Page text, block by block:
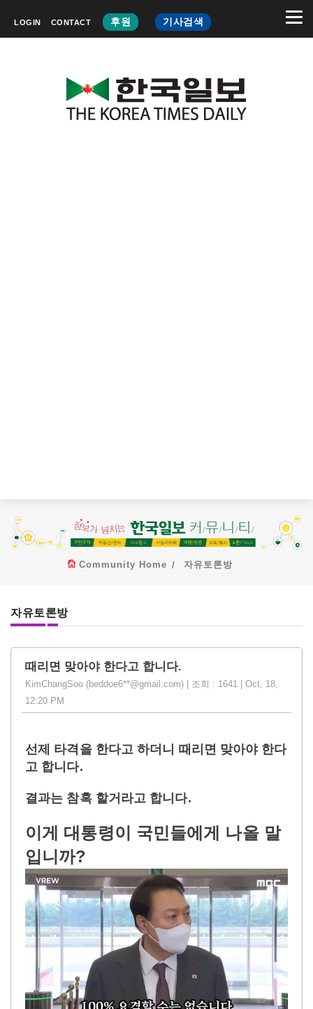
LOGIN CONTACT 후원 기사검색
Community Home 자유토론방
자유토론방
때리면 맞아야 한다고 합니다.
KimChangSoo (beddoe6**@gmail.com) | 조회 : 1641 | Oct, 18,
12:20 PM
선제 타격을 한다고 하더니 때리면 맞아야 한다
고 합니다.
결과는 참혹 할거라고 합니다.
이게 대통령이 국민들에게 나올 말
입니까?